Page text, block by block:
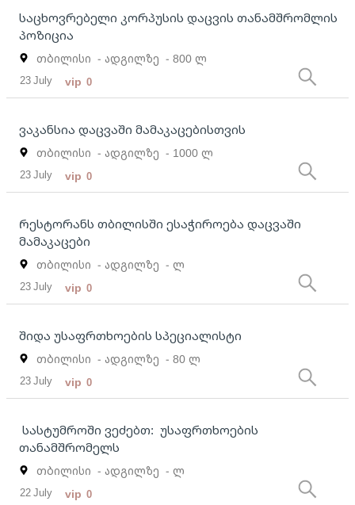
საცხოვრებელი კორპუსის დაცვის თანამშრომლის
პოზიცია
თბილისი - ადგილზე - 800 ლ
23 July vip 0
ვაკანსია დაცვაში მამაკაცებისთვის
თბილისი - ადგილზე - 1000 ლ
23 July vip 0
Რესტორანს თბილისში ესაჭიროება დაცვაში
მამაკაცები
თბილისი - ადგილზე - ლ
23 July vip 0
შიდა უსაფრთხოების სპეციალისტი
თბილისი - ადგილზე - 80 ლ
23 July vip 0
სასტუმროში ვეძებთ: უსაფრთხოების
თანამშრომელს
თბილისი - ადგილზე - ლ
22 July vip 0